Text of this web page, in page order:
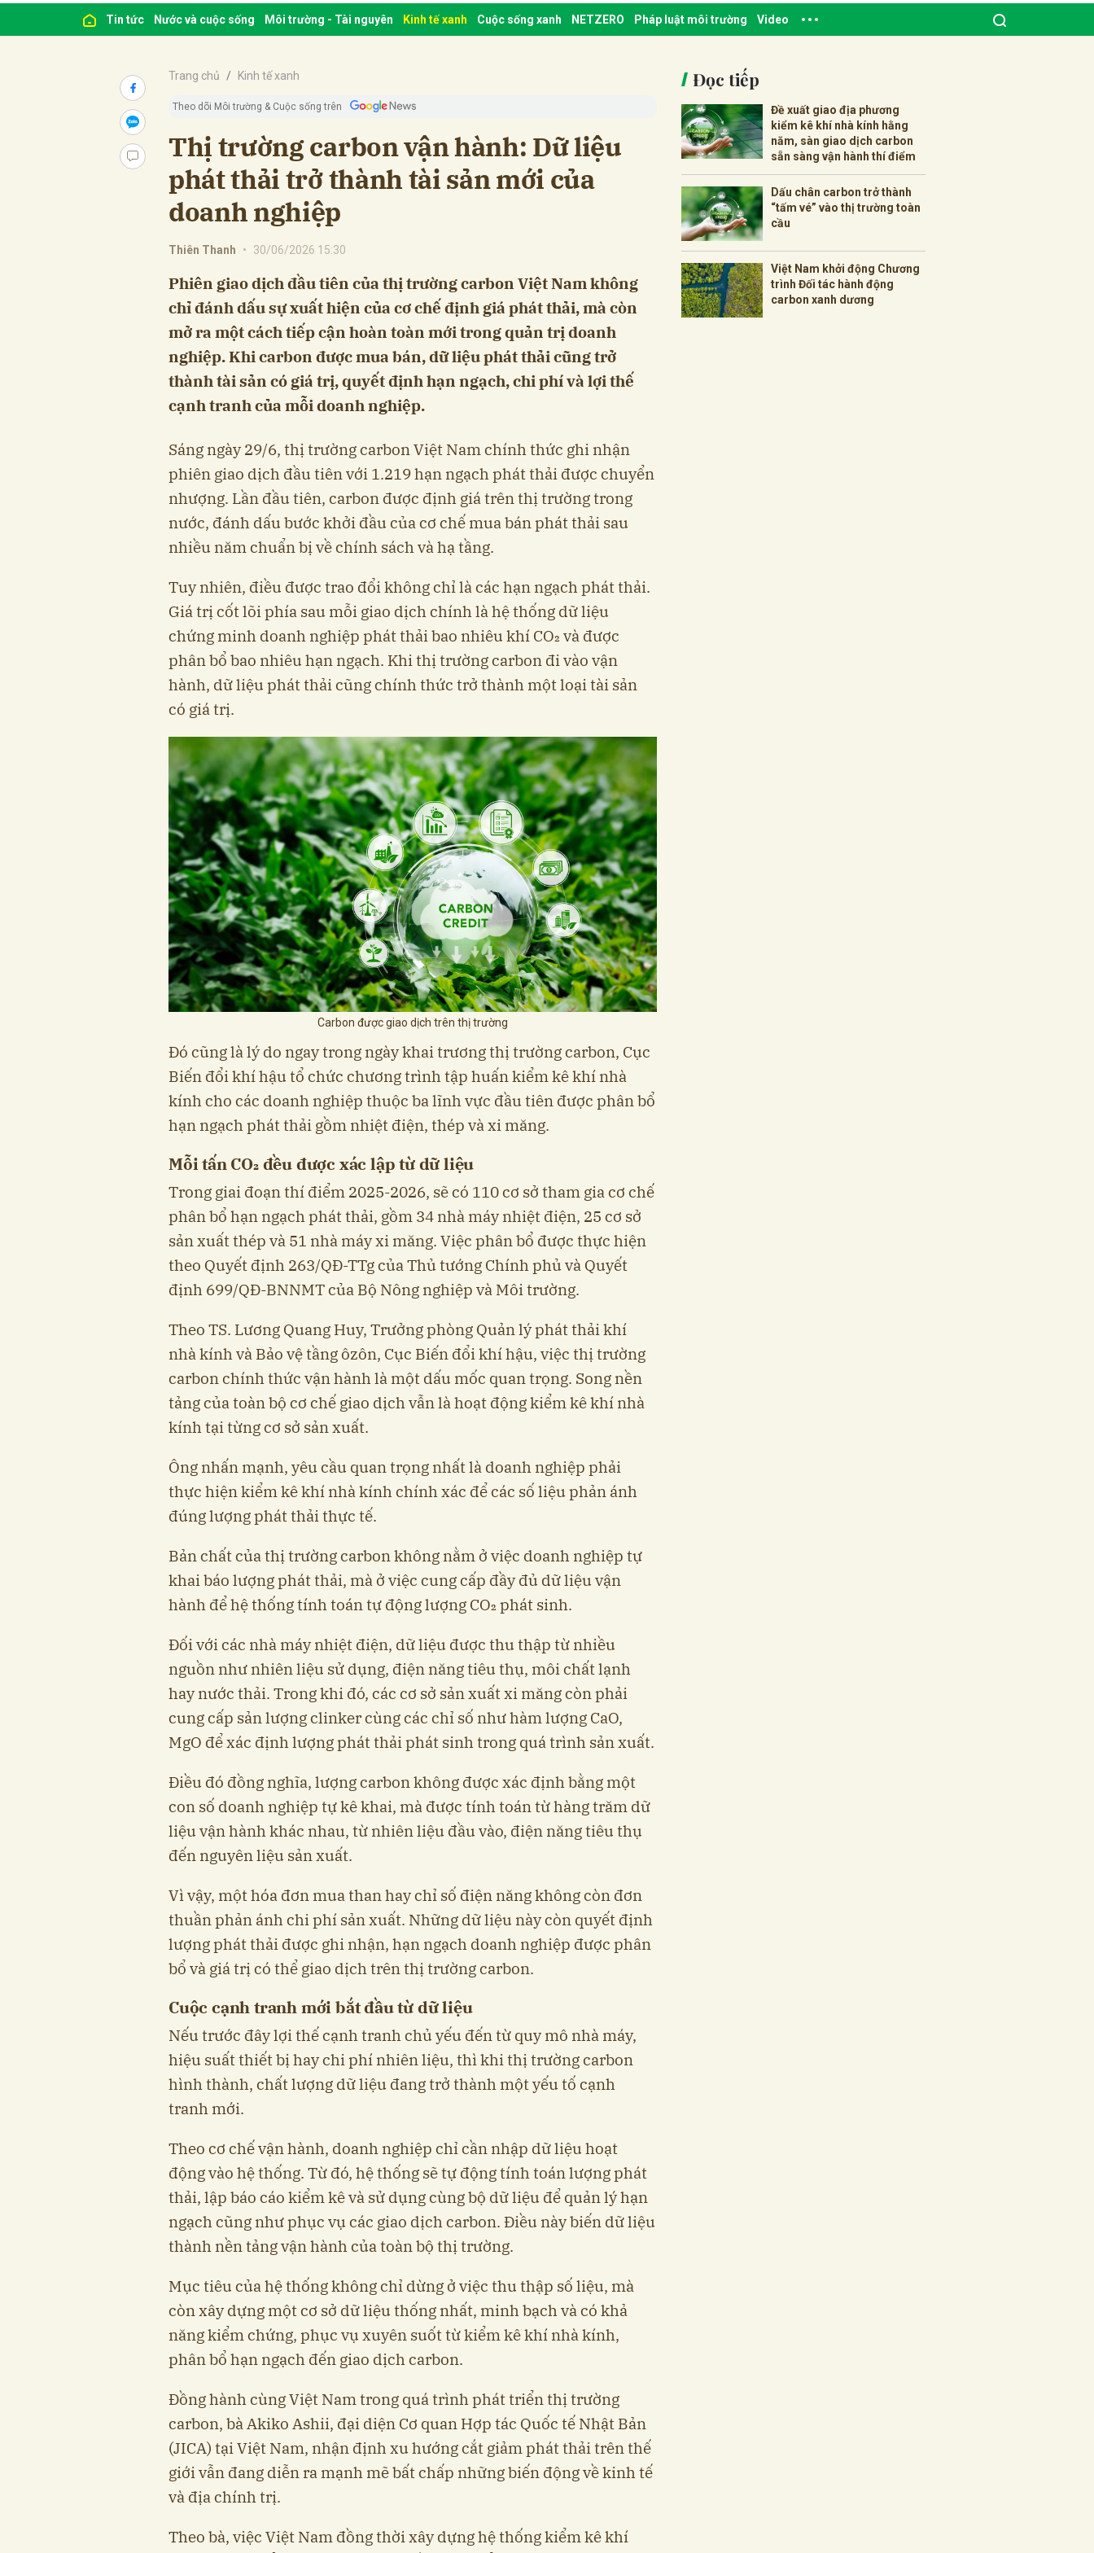
Tin tức Nước và cuộc sống Môi trường - Tài nguyên Kinh tế xanh Cuộc sống xanh NETZERO Pháp luật môi trường Video
Trang chủ Kinh tế xanh
Theo dõi Môi trường & Cuộc sống trên
Thị trường carbon vận hành: Dữ liệu
phát thải trở thành tài sản mới của
doanh nghiệp
Thiên Thanh • 30/06/2026 15:30
Phiên giao dịch đầu tiên của thị trường carbon Việt Nam không
chỉ đánh dấu sự xuất hiện của cơ chế định giá phát thải, mà còn
mở ra một cách tiếp cận hoàn toàn mới trong quản trị doanh
nghiệp. Khi carbon được mua bán, dữ liệu phát thải cũng trở
thành tài sản có giá trị, quyết định hạn ngạch, chi phí và lợi thế
cạnh tranh của mỗi doanh nghiệp.
Sáng ngày 29/6, thị trường carbon Việt Nam chính thức ghi nhận
phiên giao dịch đầu tiên với 1.219 hạn ngạch phát thải được chuyển
nhượng. Lần đầu tiên, carbon được định giá trên thị trường trong
nước, đánh dấu bước khởi đầu của cơ chế mua bán phát thải sau
nhiều năm chuẩn bị về chính sách và hạ tầng.
Tuy nhiên, điều được trao đổi không chỉ là các hạn ngạch phát thải.
Giá trị cốt lõi phía sau mỗi giao dịch chính là hệ thống dữ liệu
chứng minh doanh nghiệp phát thải bao nhiêu khí CO₂ và được
phân bổ bao nhiêu hạn ngạch. Khi thị trường carbon đi vào vận
hành, dữ liệu phát thải cũng chính thức trở thành một loại tài sản
có giá trị.
Carbon được giao dịch trên thị trường
Đó cũng là lý do ngay trong ngày khai trương thị trường carbon, Cục
Biến đổi khí hậu tổ chức chương trình tập huấn kiểm kê khí nhà
kính cho các doanh nghiệp thuộc ba lĩnh vực đầu tiên được phân bổ
hạn ngạch phát thải gồm nhiệt điện, thép và xi măng.
Mỗi tấn CO₂ đều được xác lập từ dữ liệu
Trong giai đoạn thí điểm 2025-2026, sẽ có 110 cơ sở tham gia cơ chế
phân bổ hạn ngạch phát thải, gồm 34 nhà máy nhiệt điện, 25 cơ sở
sản xuất thép và 51 nhà máy xi măng. Việc phân bổ được thực hiện
theo Quyết định 263/QĐ-TTg của Thủ tướng Chính phủ và Quyết
định 699/QĐ-BNNMT của Bộ Nông nghiệp và Môi trường.
Theo TS. Lương Quang Huy, Trưởng phòng Quản lý phát thải khí
nhà kính và Bảo vệ tầng ôzôn, Cục Biến đổi khí hậu, việc thị trường
carbon chính thức vận hành là một dấu mốc quan trọng. Song nền
tảng của toàn bộ cơ chế giao dịch vẫn là hoạt động kiểm kê khí nhà
kính tại từng cơ sở sản xuất.
Ông nhấn mạnh, yêu cầu quan trọng nhất là doanh nghiệp phải
thực hiện kiểm kê khí nhà kính chính xác để các số liệu phản ánh
đúng lượng phát thải thực tế.
Bản chất của thị trường carbon không nằm ở việc doanh nghiệp tự
khai báo lượng phát thải, mà ở việc cung cấp đầy đủ dữ liệu vận
hành để hệ thống tính toán tự động lượng CO₂ phát sinh.
Đối với các nhà máy nhiệt điện, dữ liệu được thu thập từ nhiều
nguồn như nhiên liệu sử dụng, điện năng tiêu thụ, môi chất lạnh
hay nước thải. Trong khi đó, các cơ sở sản xuất xi măng còn phải
cung cấp sản lượng clinker cùng các chỉ số như hàm lượng CaO,
MgO để xác định lượng phát thải phát sinh trong quá trình sản xuất.
Điều đó đồng nghĩa, lượng carbon không được xác định bằng một
con số doanh nghiệp tự kê khai, mà được tính toán từ hàng trăm dữ
liệu vận hành khác nhau, từ nhiên liệu đầu vào, điện năng tiêu thụ
đến nguyên liệu sản xuất.
Vì vậy, một hóa đơn mua than hay chỉ số điện năng không còn đơn
thuần phản ánh chi phí sản xuất. Những dữ liệu này còn quyết định
lượng phát thải được ghi nhận, hạn ngạch doanh nghiệp được phân
bổ và giá trị có thể giao dịch trên thị trường carbon.
Cuộc cạnh tranh mới bắt đầu từ dữ liệu
Nếu trước đây lợi thế cạnh tranh chủ yếu đến từ quy mô nhà máy,
hiệu suất thiết bị hay chi phí nhiên liệu, thì khi thị trường carbon
hình thành, chất lượng dữ liệu đang trở thành một yếu tố cạnh
tranh mới.
Theo cơ chế vận hành, doanh nghiệp chỉ cần nhập dữ liệu hoạt
động vào hệ thống. Từ đó, hệ thống sẽ tự động tính toán lượng phát
thải, lập báo cáo kiểm kê và sử dụng cùng bộ dữ liệu để quản lý hạn
ngạch cũng như phục vụ các giao dịch carbon. Điều này biến dữ liệu
thành nền tảng vận hành của toàn bộ thị trường.
Mục tiêu của hệ thống không chỉ dừng ở việc thu thập số liệu, mà
còn xây dựng một cơ sở dữ liệu thống nhất, minh bạch và có khả
năng kiểm chứng, phục vụ xuyên suốt từ kiểm kê khí nhà kính,
phân bổ hạn ngạch đến giao dịch carbon.
Đồng hành cùng Việt Nam trong quá trình phát triển thị trường
carbon, bà Akiko Ashii, đại diện Cơ quan Hợp tác Quốc tế Nhật Bản
(JICA) tại Việt Nam, nhận định xu hướng cắt giảm phát thải trên thế
giới vẫn đang diễn ra mạnh mẽ bất chấp những biến động về kinh tế
và địa chính trị.
Theo bà, việc Việt Nam đồng thời xây dựng hệ thống kiểm kê khí
Đọc tiếp
Đề xuất giao địa phương
kiểm kê khí nhà kính hằng
năm, sàn giao dịch carbon
sẵn sàng vận hành thí điểm
Dấu chân carbon trở thành
“tấm vé” vào thị trường toàn
cầu
Việt Nam khởi động Chương
trình Đối tác hành động
carbon xanh dương